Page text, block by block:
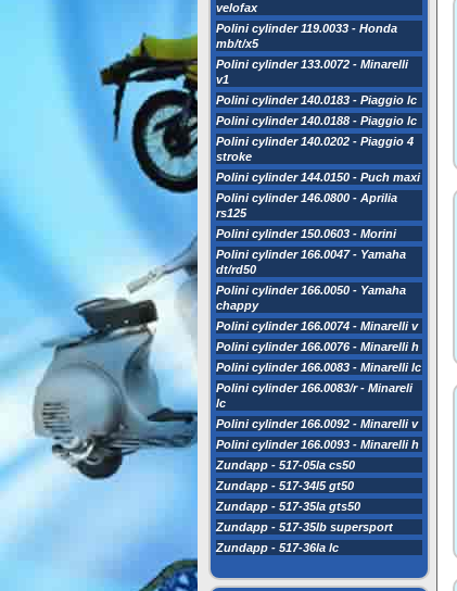
velofax
Polini cylinder 119.0033 - Honda
mb/t/x5
Polini cylinder 133.0072 - Minarelli
v1
Polini cylinder 140.0183 - Piaggio lc
Polini cylinder 140.0188 - Piaggio lc
Polini cylinder 140.0202 - Piaggio 4
stroke
Polini cylinder 144.0150 - Puch maxi
Polini cylinder 146.0800 - Aprilia
rs125
Polini cylinder 150.0603 - Morini
Polini cylinder 166.0047 - Yamaha
dt/rd50
Polini cylinder 166.0050 - Yamaha
chappy
Polini cylinder 166.0074 - Minarelli v
Polini cylinder 166.0076 - Minarelli h
Polini cylinder 166.0083 - Minarelli lc
Polini cylinder 166.0083/r - Minareli
lc
Polini cylinder 166.0092 - Minarelli v
Polini cylinder 166.0093 - Minarelli h
Zundapp - 517-05la cs50
Zundapp - 517-34l5 gt50
Zundapp - 517-35la gts50
Zundapp - 517-35lb supersport
Zundapp - 517-36la lc